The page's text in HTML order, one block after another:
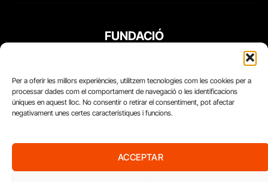
Per a oferir les millors experiències, utilitzem tecnologies com les cookies per a
processar dades com el comportament de navegació o les identificacions
úniques en aquest lloc. No consentir o retirar el consentiment, pot afectar
negativament unes certes característiques i funcions.
ACCEPTAR
FUNDACIÓ